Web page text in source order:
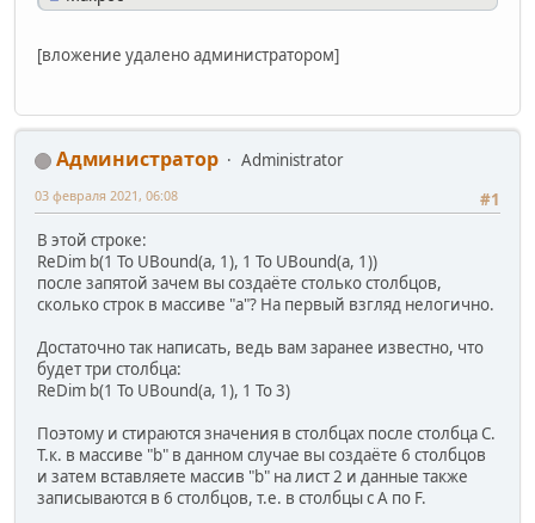
[вложение удалено администратором]
Администратор
Administrator
#1
03 февраля 2021, 06:08
В этой строке:
ReDim b(1 To UBound(a, 1), 1 To UBound(a, 1))
после запятой зачем вы создаёте столько столбцов,
сколько строк в массиве "a"? На первый взгляд нелогично.
Достаточно так написать, ведь вам заранее известно, что
будет три столбца:
ReDim b(1 To UBound(a, 1), 1 To 3)
Поэтому и стираются значения в столбцах после столбца C.
Т.к. в массиве "b" в данном случае вы создаёте 6 столбцов
и затем вставляете массив "b" на лист 2 и данные также
записываются в 6 столбцов, т.е. в столбцы с A по F.